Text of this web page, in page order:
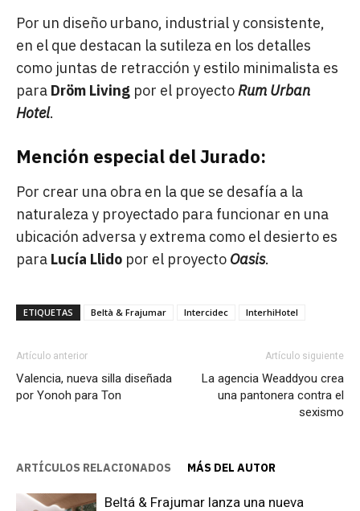
Por un diseño urbano, industrial y consistente,
en el que destacan la sutileza en los detalles
como juntas de retracción y estilo minimalista es
para Dröm Living por el proyectoRum Urban
Hotel.
Mención especial del Jurado:
Por crear una obra en la que se desafía a la
naturaleza y proyectado para funcionar en una
ubicación adversa y extrema como el desierto es
para Lucía Llido por el proyecto Oasis.
ETIQUETAS Beltà & Frajumar Intercidec InterhiHotel
Artículo anterior
Valencia, nueva silla diseñada
por Yonoh para Ton
Artículo siguiente
La agencia Weaddyou crea
una pantonera contra el
sexismo
ARTÍCULOS RELACIONADOS MÁS DEL AUTOR
Beltá & Frajumar lanza una nueva